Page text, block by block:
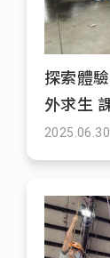
探索體
外求生
2025.06.30